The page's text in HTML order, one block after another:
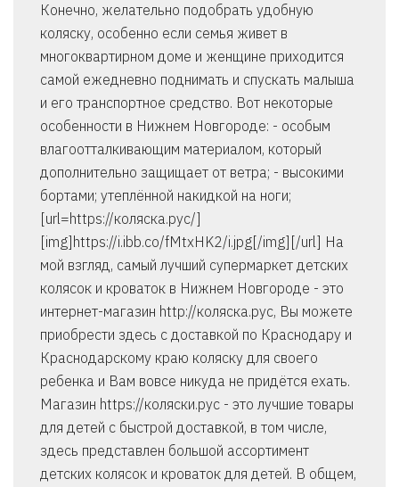
Конечно, желательно подобрать удобную
коляску, особенно если семья живет в
многоквартирном доме и женщине приходится
самой ежедневно поднимать и спускать малыша
и его транспортное средство. Вот некоторые
особенности в Нижнем Новгороде: - особым
влагоотталкивающим материалом, который
дополнительно защищает от ветра; - высокими
бортами; утеплённой накидкой на ноги;
[url=https://коляска.рус/]
[img]https://i.ibb.co/fMtxHK2/i.jpg[/img][/url] На
мой взгляд, самый лучший супермаркет детских
колясок и кроваток в Нижнем Новгороде - это
интернет-магазин http://коляска.рус, Вы можете
приобрести здесь с доставкой по Краснодару и
Краснодарскому краю коляску для своего
ребенка и Вам вовсе никуда не придётся ехать.
Магазин https://коляски.рус - это лучшие товары
для детей с быстрой доставкой, в том числе,
здесь представлен большой ассортимент
детских колясок и кроваток для детей. В общем,